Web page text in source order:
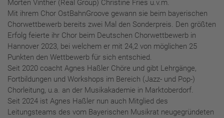
Morten Vinther (Real Group) Christine Fries u.v.m.
Mit ihrem Chor OstBahnGroove gewann sie beim bayerischen
Chorwettbewerb bereits zwei Mal den Sonderpreis. Den größten
Erfolg feierte ihr Chor beim Deutschen Chorwettbewerb in
Hannover 2023, bei welchem er mit 24,2 von möglichen 25
Punkten den Wettbewerb für sich entschied.
Seit 2020 coacht Agnes Haßler Chöre und gibt Lehrgänge,
Fortbildungen und Workshops im Bereich (Jazz- und Pop-)
Chorleitung, u.a. an der Musikakademie in Marktoberdorf.
Seit 2024 ist Agnes Haßler nun auch Mitglied des
Leitungsteams des vom Bayerischen Musikrat neugegründeten